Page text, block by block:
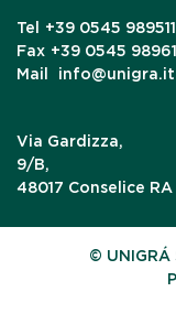
Tel
+39 0545 989511
Fax +39 0545
Mail
info@unigra.it
Via Gardizza,
9/B,
48017 Conselice RA
©